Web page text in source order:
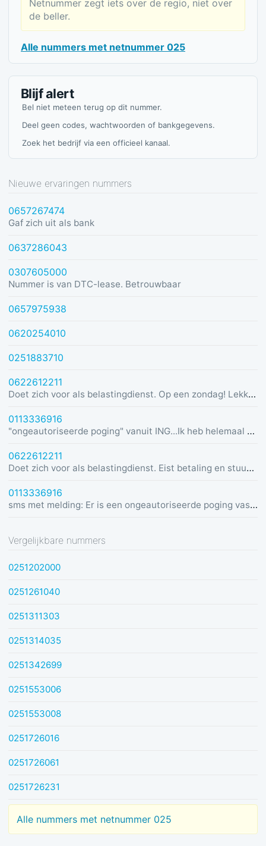
Netnummer zegt iets over de regio, niet over
de beller.
Alle nummers met netnummer 025
Blijf alert
Bel niet meteen terug op dit nummer.
Deel geen codes, wachtwoorden of bankgegevens.
Zoek het bedrijf via een officieel kanaal.
Nieuwe ervaringen nummers
0657267474
Gaf zich uit als bank
0637286043
0307605000
Nummer is van DTC-lease. Betrouwbaar
0657975938
0620254010
0251883710
0622612211
Doet zich voor als belastingdienst. Op een zondag! Lekker dom
0113336916
"ongeautoriseerde poging" vanuit ING...Ik heb helemaal geen rekening bij ING :)
0622612211
Doet zich voor als belastingdienst. Eist betaling en stuurt link in bericht met dreiging van beslaglegging.
0113336916
sms met melding: Er is een ongeautoriseerde poging vastgesteld vanuit Duitsland was u dit niet? Bel de alarmlijn op 0113336916
Vergelijkbare nummers
0251202000
0251261040
0251311303
0251314035
0251342699
0251553006
0251553008
0251726016
0251726061
0251726231
Alle nummers met netnummer 025